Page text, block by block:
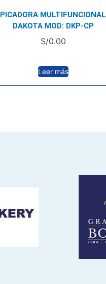
PICADORA MULTIFUNCIONAL
DAKOTA MOD: DKP-CP
S/0.00
Leer más